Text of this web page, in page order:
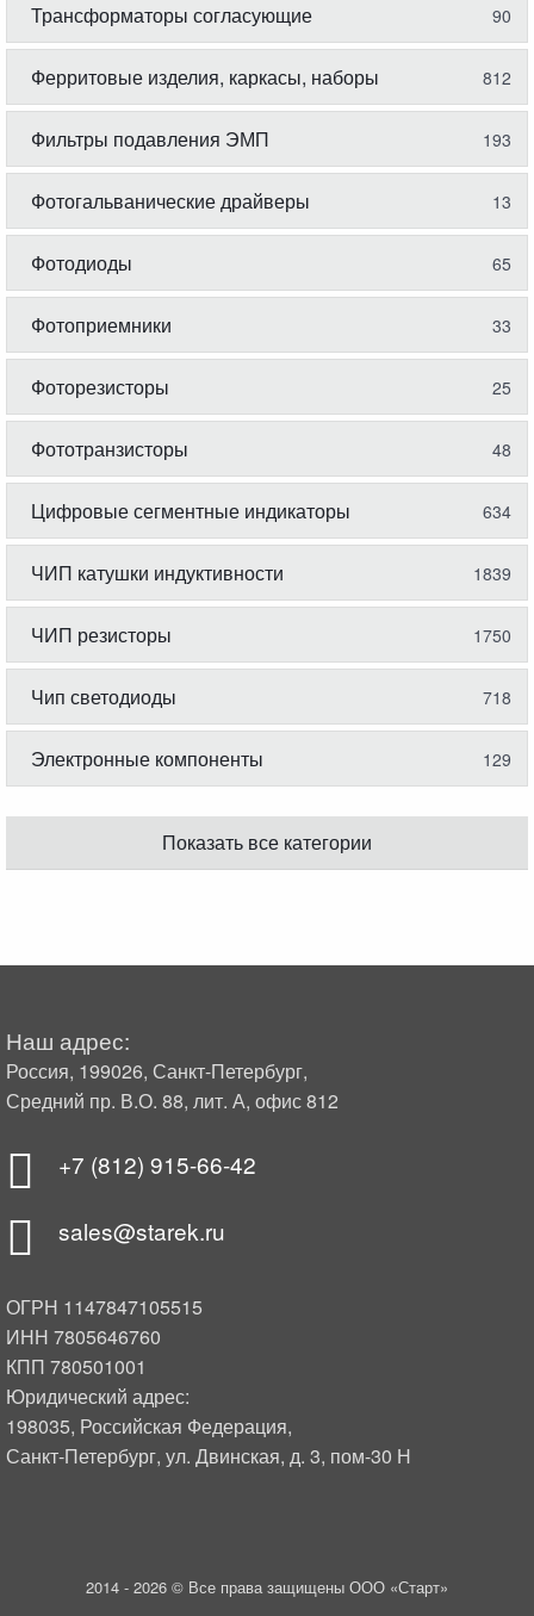
Трансформаторы согласующие 90
Ферритовые изделия, каркасы, наборы 812
Фильтры подавления ЭМП 193
Фотогальванические драйверы 13
Фотодиоды 65
Фотоприемники 33
Фоторезисторы 25
Фототранзисторы 48
Цифровые сегментные индикаторы 634
ЧИП катушки индуктивности 1839
ЧИП резисторы 1750
Чип светодиоды 718
Электронные компоненты 129
Показать все категории
Наш адрес:
Россия, 199026, Санкт-Петербург,
Средний пр. В.О. 88, лит. А, офис 812
+7 (812) 915-66-42
sales@starek.ru
ОГРН 1147847105515
ИНН 7805646760
КПП 780501001
Юридический адрес:
198035, Российская Федерация,
Санкт-Петербург, ул. Двинская, д. 3, пом-30 Н
2014 - 2026 © Все права защищены ООО «Старт»